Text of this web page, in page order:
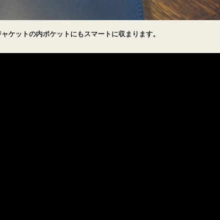
ケットの内ポケットにもスマートに収まります。